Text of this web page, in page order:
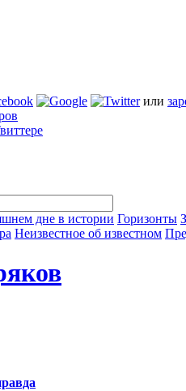
или
дне в истории Горизонты
Неизвестное об известном